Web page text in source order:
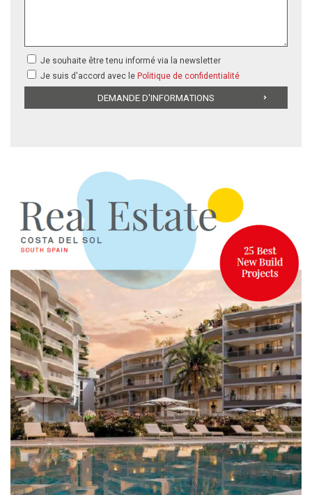
Je souhaite être tenu informé via la newsletter
Je suis d'accord avec le Politique de confidentialité